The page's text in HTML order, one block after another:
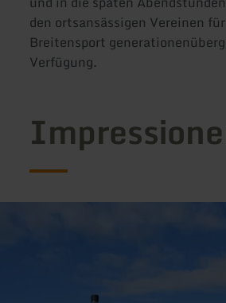
den ortsansässigen Vereinen
Breitensport
Verfügung.